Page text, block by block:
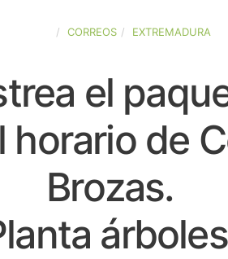
CORREOS EXTREMADURA
el
horario de
Brozas.